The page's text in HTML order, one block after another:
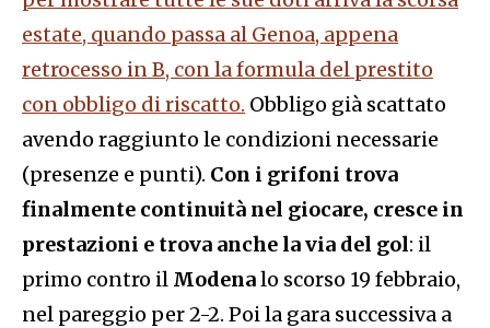
estate, quando passa al Genoa, appena
retrocesso in B, con la formula del prestito
con obbligo di riscatto. Obbligo già scattato
avendo raggiunto le condizioni necessarie
(presenze e punti). Con i grifoni trova
finalmente continuità nel giocare, cresce in
prestazioni e trova anche la via del gol: il
primo contro il Modenalo scorso 19 febbraio,
nel pareggio per 2-2. Poi la gara successiva a